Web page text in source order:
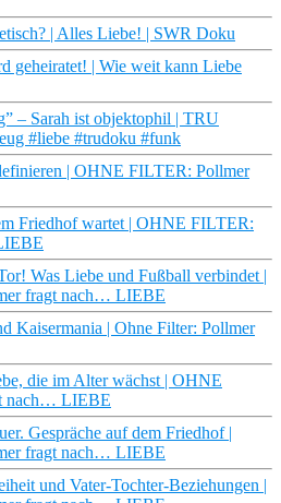
| Alles Liebe! | SWR Doku
geheiratet! | Wie weit kann Liebe
– Sarah ist objektophil | TRU
#liebe #trudoku #funk
| OHNE FILTER: Pollmer
Friedhof wartet | OHNE FILTER:
Was Liebe und Fußball verbindet |
fragt nach… LIEBE
Kaisermania | Ohne Filter: Pollmer
die im Alter wächst | OHNE
nach… LIEBE
Gespräche auf dem Friedhof |
fragt nach… LIEBE
und Vater-Tochter-Beziehungen |